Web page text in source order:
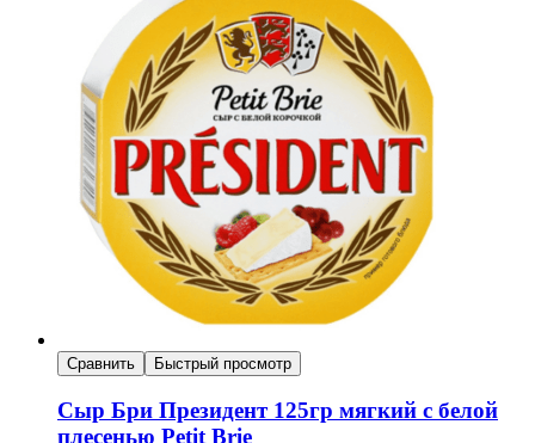
Сравнить Быстрый просмотр
Сыр Бри Президент 125гр мягкий с белой
плесенью Petit Brie